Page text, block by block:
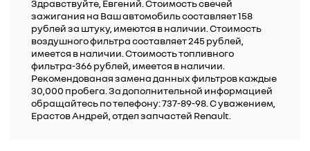
Здравствуйте, Евгений. Стоимость свечей
зажигания на Ваш автомобиль составляет 158
рублей за штуку, имеются в наличии. Стоимость
воздушного фильтра составляет 245 рублей,
имеется в наличии. Стоимость топливного
фильтра-366 рублей, имеется в наличии.
Рекомендованая замена данных фильтров каждые
30,000 пробега. За дополнительной информацией
обращайтесь по телефону: 737-89-98. С уважением,
Ерастов Андрей, отдел запчастей Renault.